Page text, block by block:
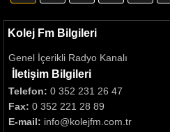
Kolej Fm Bilgileri
Genel İçerikli Radyo Kanalı
İletişim Bilgileri
Telefon: 0 352 231 26 47
Fax: 0 352 221 28 89
E-mail: info@kolejfm.com.tr